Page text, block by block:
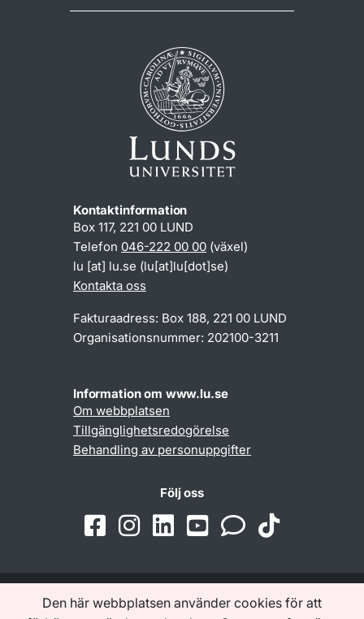
Den här webbplatsen använder cookies för att
Kontaktinformation
Box 117, 221 00 LUND
Telefon 046-222 00 00 (växel)
lu [at] lu.se (lu[at]lu[dot]se)
Kontakta oss
Fakturaadress: Box 188, 221 00 LUND
Organisationsnummer: 202100-3211
Information om www.lu.se
Om webbplatsen
Tillgänglighetsredogörelse
Behandling av personuppgifter
Följ oss
Samarbeten och nätverk